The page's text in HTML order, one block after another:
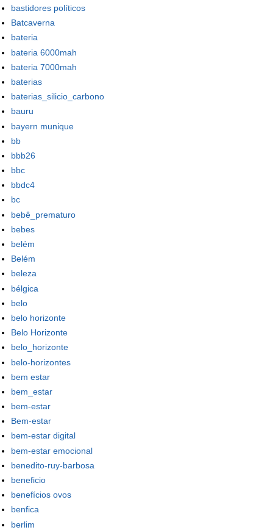
bastidores políticos
Batcaverna
bateria
bateria 6000mah
bateria 7000mah
baterias
baterias_silicio_carbono
bauru
bayern munique
bb
bbb26
bbc
bbdc4
bc
bebê_prematuro
bebes
belém
Belém
beleza
bélgica
belo
belo horizonte
Belo Horizonte
belo_horizonte
belo-horizontes
bem estar
bem_estar
bem-estar
Bem-estar
bem-estar digital
bem-estar emocional
benedito-ruy-barbosa
beneficio
benefícios ovos
benfica
berlim